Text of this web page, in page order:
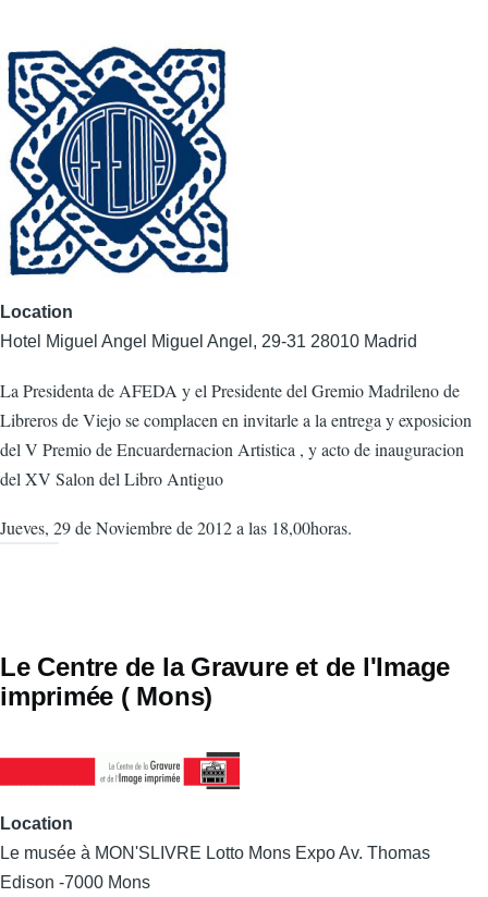
Location
Hotel Miguel Angel Miguel Angel, 29-31 28010 Madrid
La Presidenta de AFEDA y el Presidente del Gremio Madrileno de
Libreros de Viejo se complacen en invitarle a la entrega y exposicion
del V Premio de Encuardernacion Artistica , y acto de inauguracion
del XV Salon del Libro Antiguo
Jueves, 29 de Noviembre de 2012 a las 18,00horas.
Le Centre de la Gravure et de l'Image
imprimée ( Mons)
Location
Le musée à MON'SLIVRE Lotto Mons Expo Av. Thomas
Edison -7000 Mons